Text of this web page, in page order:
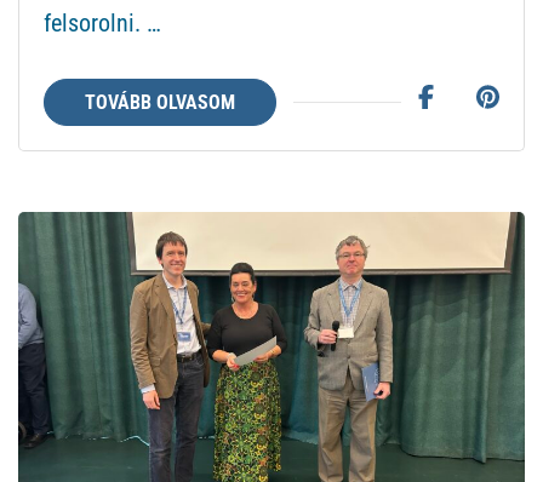
legyünk
felsorolni. …
TOVÁBB OLVASOM